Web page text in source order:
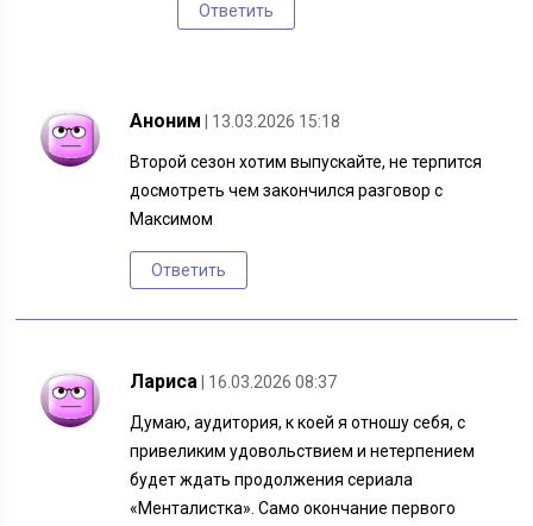
Ответить
Аноним | 13.03.2026 15:18
Второй сезон хотим выпускайте, не терпится
досмотреть чем закончился разговор с
Максимом
Ответить
Лариса | 16.03.2026 08:37
Думаю, аудитория, к коей я отношу себя, с
привеликим удовольствием и нетерпением
будет ждать продолжения сериала
«Менталистка». Само окончание первого